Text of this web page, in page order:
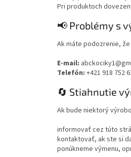
Pri produktoch
📢 Problémy s
Ak máte podozrenie,
E-mail:
Telefón: +421 918 752
🔄 Stiahnutie
Ak bude niektorý
informovať cez túto
kontaktovať, ak ste si
ponúkneme výmenu,